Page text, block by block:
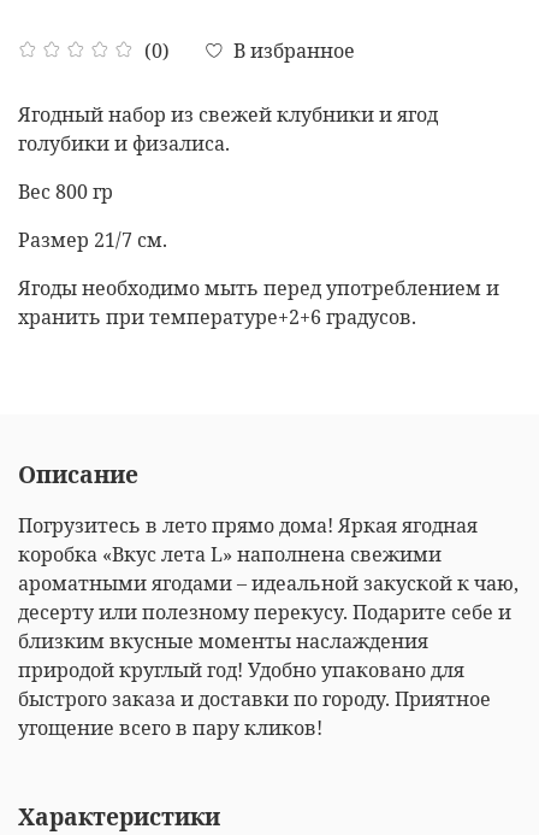
(0) В избранное
Ягодный набор из свежей клубники и ягод
голубики и физалиса.
Вес 800 гр
Размер 21/7 см.
Ягоды необходимо мыть перед употреблением и
хранить при температуре+2+6 градусов.
Описание
Погрузитесь в лето прямо дома! Яркая ягодная
коробка «Вкус лета L» наполнена свежими
ароматными ягодами – идеальной закуской к чаю,
десерту или полезному перекусу. Подарите себе и
близким вкусные моменты наслаждения
природой круглый год! Удобно упаковано для
быстрого заказа и доставки по городу. Приятное
угощение всего в пару кликов!
Характеристики